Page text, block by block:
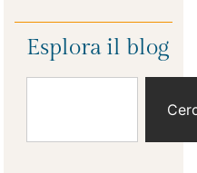
Esplora il blog